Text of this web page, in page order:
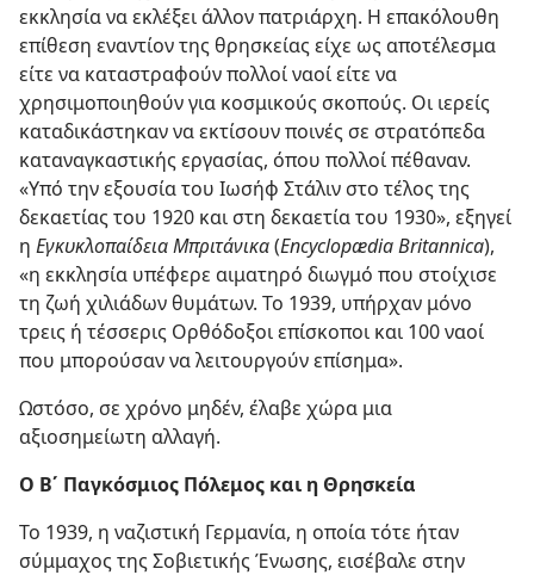
εκκλησία να εκλέξει άλλον πατριάρχη. Η επακόλουθη
επίθεση εναντίον της θρησκείας είχε ως αποτέλεσμα
είτε να καταστραφούν πολλοί ναοί είτε να
χρησιμοποιηθούν για κοσμικούς σκοπούς. Οι ιερείς
καταδικάστηκαν να εκτίσουν ποινές σε στρατόπεδα
καταναγκαστικής εργασίας, όπου πολλοί πέθαναν.
«Υπό την εξουσία του Ιωσήφ Στάλιν στο τέλος της
δεκαετίας του 1920 και στη δεκαετία του 1930», εξηγεί
η Εγκυκλοπαίδεια Μπριτάνικα(Encyclopædia Britannica),
«η εκκλησία υπέφερε αιματηρό διωγμό που στοίχισε
τη ζωή χιλιάδων θυμάτων. Το 1939, υπήρχαν μόνο
τρεις ή τέσσερις Ορθόδοξοι επίσκοποι και 100 ναοί
που μπορούσαν να λειτουργούν επίσημα».
Ωστόσο, σε χρόνο μηδέν, έλαβε χώρα μια
αξιοσημείωτη αλλαγή.
Ο Β΄ Παγκόσμιος Πόλεμος και η Θρησκεία
Το 1939, η ναζιστική Γερμανία, η οποία τότε ήταν
σύμμαχος της Σοβιετικής Ένωσης, εισέβαλε στην